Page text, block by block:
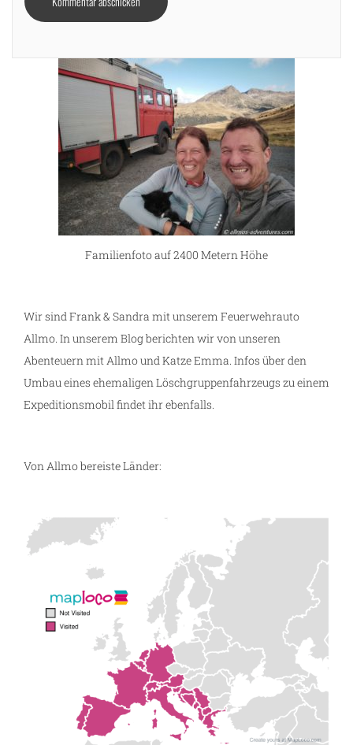
Familienfoto auf 2400 Metern Höhe
Wir sind Frank & Sandra mit unserem Feuerwehrauto
Allmo. In unserem Blog berichten wir von unseren
Abenteuern mit Allmo und Katze Emma. Infos über den
Umbau eines ehemaligen Löschgruppenfahrzeugs zu einem
Expeditionsmobil findet ihr ebenfalls.
Von Allmo bereiste Länder: